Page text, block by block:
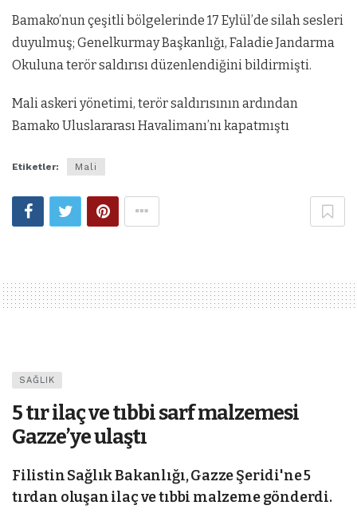
Bamako’nun çeşitli bölgelerinde 17 Eylül’de silah sesleri
duyulmuş; Genelkurmay Başkanlığı, Faladie Jandarma
Okuluna terör saldırısı düzenlendiğini bildirmişti.
Mali askeri yönetimi, terör saldırısının ardından
Bamako Uluslararası Havalimanı’nı kapatmıştı
Etiketler: Mali
SAĞLIK
5 tır ilaç ve tıbbi sarf malzemesi
Gazze’ye ulaştı
Filistin Sağlık Bakanlığı, Gazze Şeridi'ne 5
tırdan oluşan ilaç ve tıbbi malzeme gönderdi.